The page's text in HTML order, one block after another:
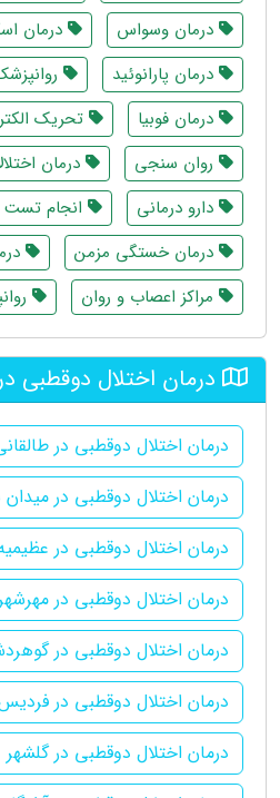
درمان وسواس
درمان
درمان پارانوئید
درمان فوبیا
تحریک
روان سنجی
درمان
دارو درمانی
انجام تست
درمان خستگی مزمن
مراکز اعصاب و روان
درمان اختلال دوقطبی
درمان اختلال دوقطبی در
درمان اختلال دوقطبی در
درمان اختلال دوقطبی در
درمان اختلال دوقطبی در مهرشهر
درمان اختلال دوقطبی در
درمان اختلال دوقطبی در
درمان اختلال دوقطبی در گلشهر